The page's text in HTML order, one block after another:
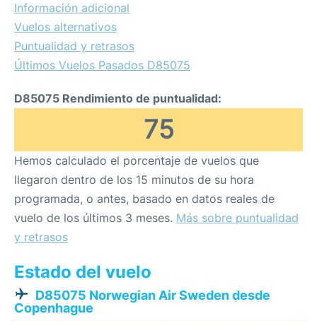
Información adicional
Vuelos alternativos
Puntualidad y retrasos
Últimos Vuelos Pasados D85075
D85075 Rendimiento de puntualidad:
75
Hemos calculado el porcentaje de vuelos que
llegaron dentro de los 15 minutos de su hora
programada, o antes, basado en datos reales de
vuelo de los últimos 3 meses. Más sobre puntualidad
y retrasos
Estado del vuelo
D85075 Norwegian Air Sweden desde
Copenhague